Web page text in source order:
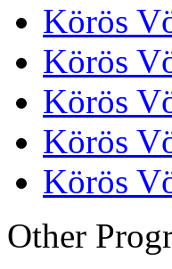
Körös
Körös
Körös
Körös
Körös
Other